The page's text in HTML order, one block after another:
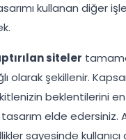
kullanan diğer
siteler
olarak şekillenir.
beklentilerini
elde edersiniz.
sayesinde